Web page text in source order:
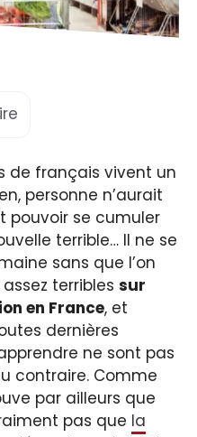
de français vivent un
personne n’aurait
pouvoir se cumuler
terrible… Il ne se
sans que l’on
terribles sur
en France, et
dernières
ne sont pas
contraire. Comme
par ailleurs que
pas que la